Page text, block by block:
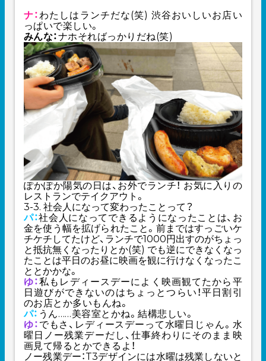
ナ：わたしはランチだな(笑) 渋谷おいしいお店い
っぱいで楽しい。
みんな：ナホそればっかりだね(笑)
ぽかぽか陽気の日は、お外でランチ！ お気に入りの
レストランでテイクアウト。
3-3. 社会人になって変わったことって？
パ：社会人になってできるようになったことは、お
金を使う幅を拡げられたこと。前まではすっごいケ
チケチしてたけど、ランチで1000円出すのがちょっ
と抵抗無くなったりとか(笑) でも逆にできなくなっ
たことは平日のお昼に映画を観に行けなくなったこ
ととかかな。
ゆ：私もレディースデーによく映画観てたから平
日遊びができないのはちょっとつらい！平日割引
のお店とか多いもんね。
パ： うん……美容室とかね。結構悲しい。
ゆ： でもさ、レディースデーって水曜日じゃん。水
曜日ノー残業デーだし、仕事終わりにそのまま映
画見て帰るとかできるよ！
ノー残業デー：T3デザインには水曜は残業しないと